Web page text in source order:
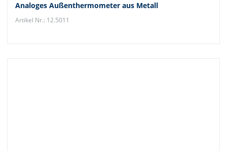
Analoges Außenthermometer aus Metall
Artikel Nr.: 12.5011